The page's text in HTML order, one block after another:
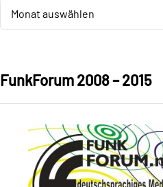
Archiv
Monat auswählen
Archiv
FunkForum 2008 – 2015